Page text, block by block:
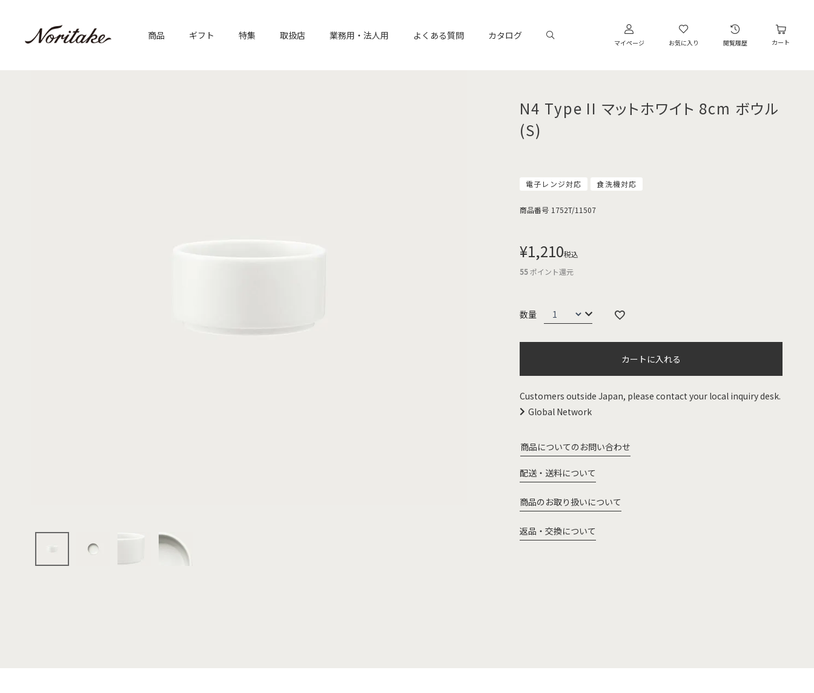
商品 ギフト 特集 取扱店 業務用・法人用 よくある質問 カタログ
マイページ お気に入り 閲覧履歴 カート
N4 Type II マットホワイト 8cm ボウル
(S)
電子レンジ対応 食洗機対応
商品番号 1752T/11507
¥1,210税込
55ポイント還元
カートに入れる
Customers outside Japan, please contact your local inquiry desk.
Global Network
商品についてのお問い合わせ
配送・送料について
商品のお取り扱いについて
返品・交換について